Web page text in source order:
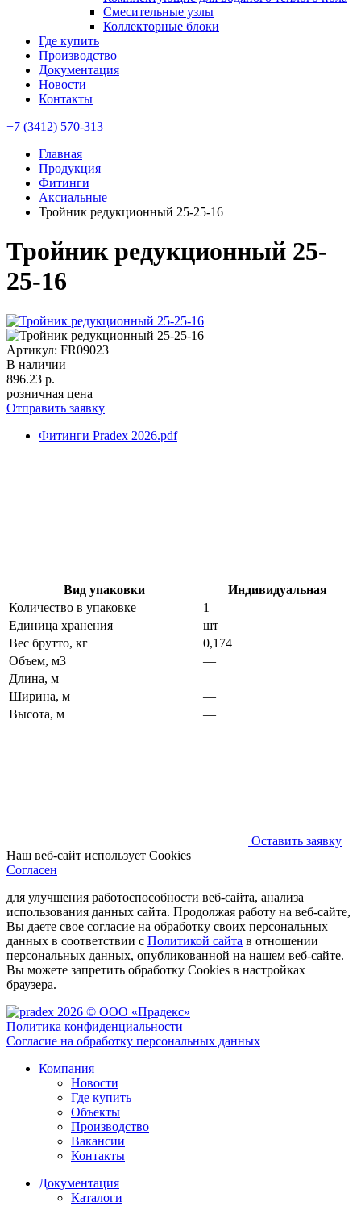
Смесительные узлы
Коллекторные блоки
Где купить
Производство
Документация
Новости
Контакты
+7 (3412) 570-313
Главная
Продукция
Фитинги
Аксиальные
Тройник редукционный 25-25-16
Тройник редукционный 25-
25-16
Артикул: FR09023
В наличии
896.23 р.
розничная цена
Отправить заявку
Фитинги Pradex 2026.pdf
Вид упаковки
Индивидуальная
Количество в упаковке
1
Единица хранения
шт
Вес брутто, кг
0,174
Объем, м3
—
Длина, м
—
Ширина, м
—
Высота, м
—
Оставить заявку
Наш веб-сайт использует Cookies
Согласен
для улучшения работоспособности веб-сайта, анализа
использования данных сайта. Продолжая работу на веб-сайте,
Вы даете свое согласие на обработку своих персональных
данных в соответствии с Политикой сайта в отношении
персональных данных, опубликованной на нашем веб-сайте.
Вы можете запретить обработку Cookies в настройках
браузера.
2026 © ООО «Прадекс»
Политика конфиденциальности
Согласие на обработку персональных данных
Компания
Новости
Где купить
Объекты
Производство
Вакансии
Контакты
Документация
Каталоги